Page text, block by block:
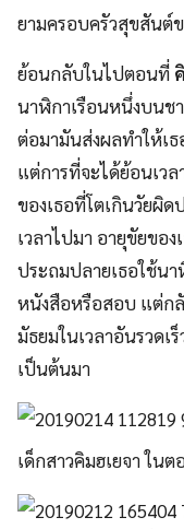
ยามครอบครัวสุขสันต์
ย้อนกลับในไปตอนที่
นาฬิกาเรือนหนึ่งบนช
ต่อมามันส่งผลทำให้เ
แต่การที่จะได้ย้อนเว
ของเธอที่โตเกินวัยผิ
เวลาไปมา อายุขัยขอ
ประถมปลายเธอใช้น
หนังสือหรือสอบ แต่กลั
มัธยมในเวลาอันรวดเ
เป็นต้นมา
เด็กสาวคิมฮเยจา ใน